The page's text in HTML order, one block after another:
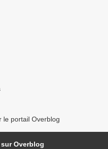
le portail Overblog
Overblog